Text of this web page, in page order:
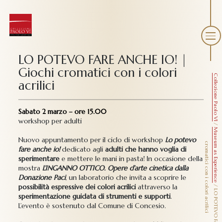
Collezione Paolo VI
/
Museum as Experience
/
c
i
LO POTEVO FARE ANCHE IO! |
Giochi cromatici con i colori
acrilici
Sabato 2 marzo – ore 15.00
workshop per adulti
Nuovo appuntamento per il ciclo di workshop Lo potevo
fare anche io!dedicato agliadulti che hanno voglia di
sperimentare e mettere le mani in pasta! In occasione della
mostra L’INGANNO OTTICO. Opere d’arte cinetica dalla
Donazione Paci, un laboratorio che invita a scoprire le
possibilità espressive dei colori acriliciattraverso la
sperimentazione guidata di strumenti e supporti.
L’evento è sostenuto dal Comune di Concesio.